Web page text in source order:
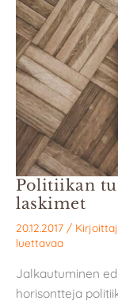
Politiikan
laskimet
20.12.2017 /
luettavaa
Jalkautuminen
horisontteja